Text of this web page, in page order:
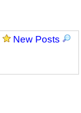
New Posts